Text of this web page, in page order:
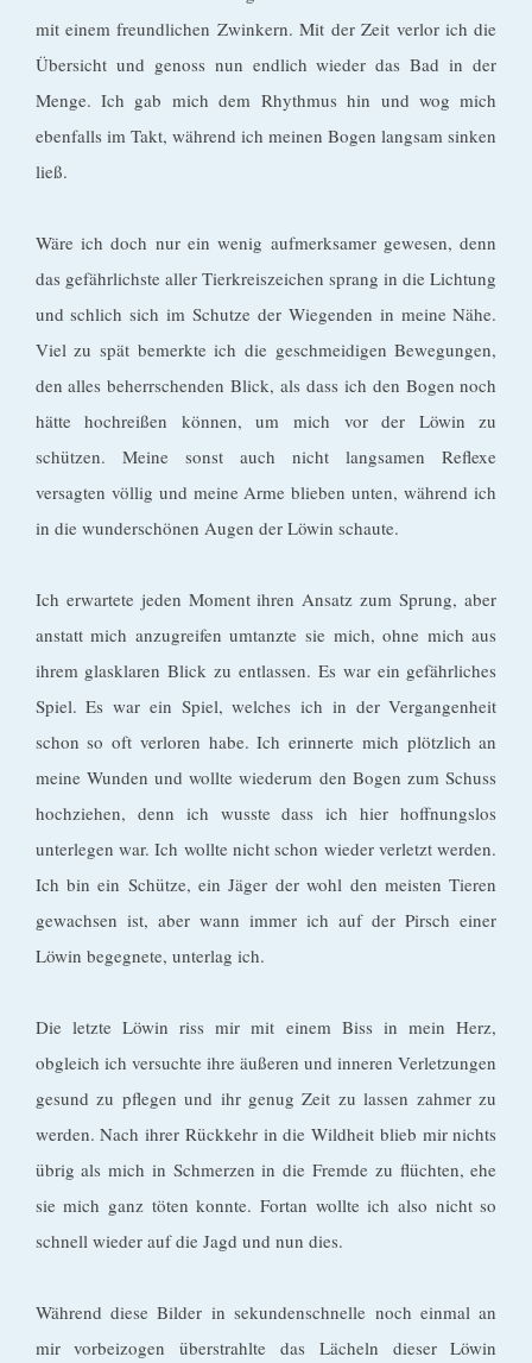
mit einem freundlichen Zwinkern. Mit der Zeit verlor ich die
Übersicht und genoss nun endlich wieder das Bad in der
Menge. Ich gab mich dem Rhythmus hin und wog mich
ebenfalls im Takt, während ich meinen Bogen langsam sinken
ließ.
Wäre ich doch nur ein wenig aufmerksamer gewesen, denn
das gefährlichste aller Tierkreiszeichen sprang in die Lichtung
und schlich sich im Schutze der Wiegenden in meine Nähe.
Viel zu spät bemerkte ich die geschmeidigen Bewegungen,
den alles beherrschenden Blick, als dass ich den Bogen noch
hätte hochreißen können, um mich vor der Löwin zu
schützen. Meine sonst auch nicht langsamen Reflexe
versagten völlig und meine Arme blieben unten, während ich
in die wunderschönen Augen der Löwin schaute.
Ich erwartete jeden Moment ihren Ansatz zum Sprung, aber
anstatt mich anzugreifen umtanzte sie mich, ohne mich aus
ihrem glasklaren Blick zu entlassen. Es war ein gefährliches
Spiel. Es war ein Spiel, welches ich in der Vergangenheit
schon so oft verloren habe. Ich erinnerte mich plötzlich an
meine Wunden und wollte wiederum den Bogen zum Schuss
hochziehen, denn ich wusste dass ich hier hoffnungslos
unterlegen war. Ich wollte nicht schon wieder verletzt werden.
Ich bin ein Schütze, ein Jäger der wohl den meisten Tieren
gewachsen ist, aber wann immer ich auf der Pirsch einer
Löwin begegnete, unterlag ich.
Die letzte Löwin riss mir mit einem Biss in mein Herz,
obgleich ich versuchte ihre äußeren und inneren Verletzungen
gesund zu pflegen und ihr genug Zeit zu lassen zahmer zu
werden. Nach ihrer Rückkehr in die Wildheit blieb mir nichts
übrig als mich in Schmerzen in die Fremde zu flüchten, ehe
sie mich ganz töten konnte. Fortan wollte ich also nicht so
schnell wieder auf die Jagd und nun dies.
Während diese Bilder in sekundenschnelle noch einmal an
mir vorbeizogen überstrahlte das Lächeln dieser Löwin